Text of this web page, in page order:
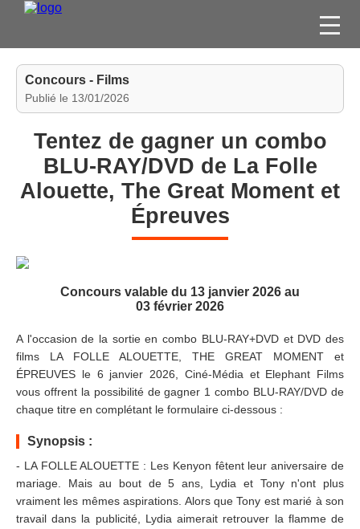
FILMS
JEUX VIDÉO
CONCOURS
Concours - Films
Publié le 13/01/2026
Tentez de gagner un combo
BLU-RAY/DVD de La Folle
Alouette, The Great Moment et
Épreuves
Concours valable du 13 janvier 2026 au
03 février 2026
A l'occasion de la sortie en combo BLU-RAY+DVD et DVD des
films LA FOLLE ALOUETTE, THE GREAT MOMENT et
ÉPREUVES le 6 janvier 2026, Ciné-Média et Elephant Films
vous offrent la possibilité de gagner 1 combo BLU-RAY/DVD de
chaque titre en complétant le formulaire ci-dessous :
Synopsis :
- LA FOLLE ALOUETTE : Les Kenyon fêtent leur aniversaire de
mariage. Mais au bout de 5 ans, Lydia et Tony n'ont plus
vraiment les mêmes aspirations. Alors que Tony est marié à son
travail dans la publicité, Lydia aimerait retrouver la flamme de